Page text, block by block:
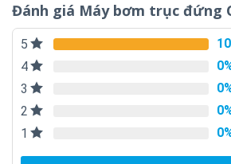
Đánh giá Máy bơm trục đứng
5
4
3
2
1